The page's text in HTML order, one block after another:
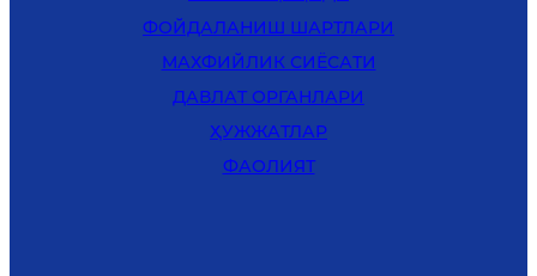
ФОЙДАЛАНИШ ШАРТЛАРИ
MАХФИЙЛИК СИЁСАТИ
ДАВЛАТ ОРГАНЛАРИ
ҲУЖЖАТЛАР
ФАОЛИЯТ